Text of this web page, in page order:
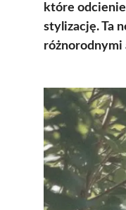
które
stylizację. Ta
różnorodnymi